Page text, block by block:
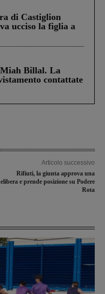
di Castiglion
ucciso la figlia a
Billal. La
contattate
Articolo successivo
Rifiuti, la giunta approva una
e prende posizione su Podere
Rota